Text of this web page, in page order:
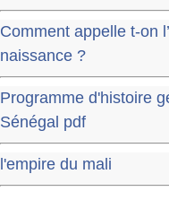
Comment appelle t-on
naissance ?
Programme d'histoire
Sénégal pdf
l'empire du mali